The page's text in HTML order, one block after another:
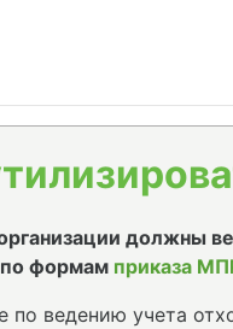
должны
формам приказа
ведению учета